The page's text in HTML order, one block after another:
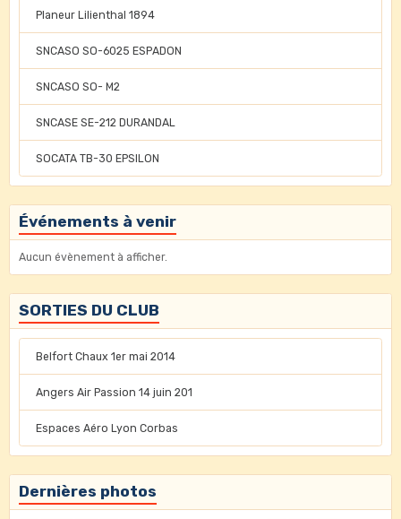
Planeur Lilienthal 1894
SNCASO SO-6025 ESPADON
SNCASO SO- M2
SNCASE SE-212 DURANDAL
SOCATA TB-30 EPSILON
Événements à venir
Aucun évènement à afficher.
SORTIES DU CLUB
Belfort Chaux 1er mai 2014
Angers Air Passion 14 juin 201
Espaces Aéro Lyon Corbas
Dernières photos